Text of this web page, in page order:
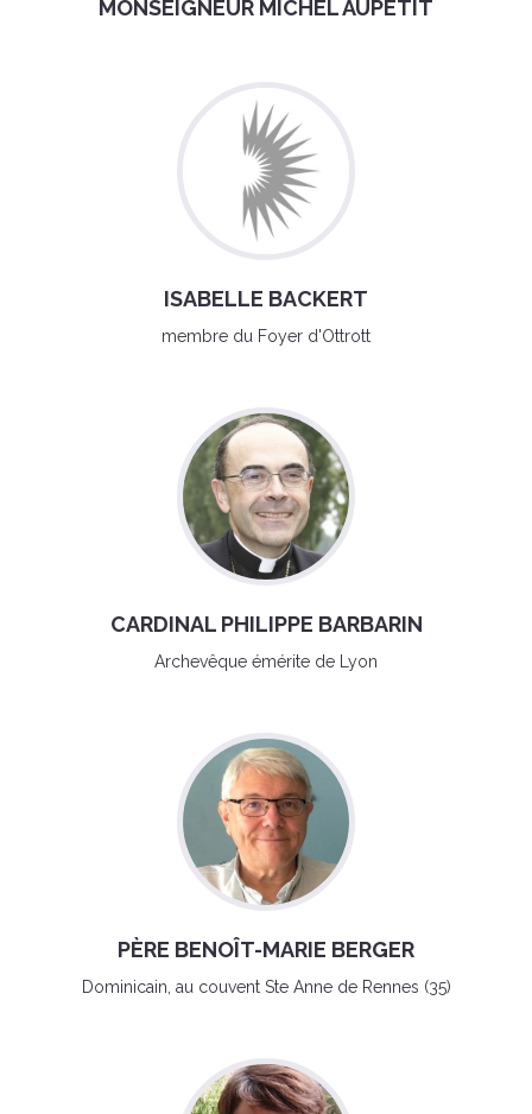
MONSEIGNEUR MICHEL AUPETIT
ISABELLE BACKERT
membre du Foyer d'Ottrott
CARDINAL PHILIPPE BARBARIN
Archevêque émérite de Lyon
PÈRE BENOÎT-MARIE BERGER
Dominicain, au couvent Ste Anne de Rennes (35)